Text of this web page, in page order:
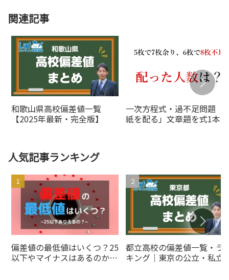
関連記事
和歌山県高校偏差値一覧
【2025年最新・完全版】
一次方程式・過不足問題「
紙を配る」文章題を式1本で
人気記事ランキング
偏差値の最低値はいくつ？25
以下やマイナスはあるのかを
都立高校の偏差値一覧・ラ
キング｜東京の公立・私立